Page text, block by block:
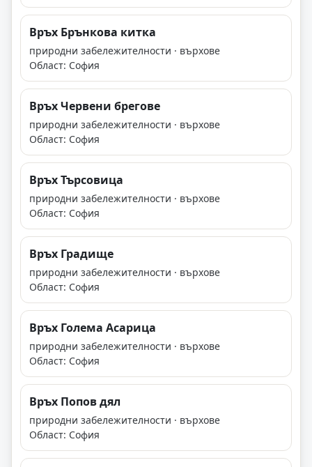
Връх Брънкова китка
природни забележителности · върхове
Област: София
Връх Червени брегове
природни забележителности · върхове
Област: София
Връх Търсовица
природни забележителности · върхове
Област: София
Връх Градище
природни забележителности · върхове
Област: София
Връх Голема Асарица
природни забележителности · върхове
Област: София
Връх Попов дял
природни забележителности · върхове
Област: София